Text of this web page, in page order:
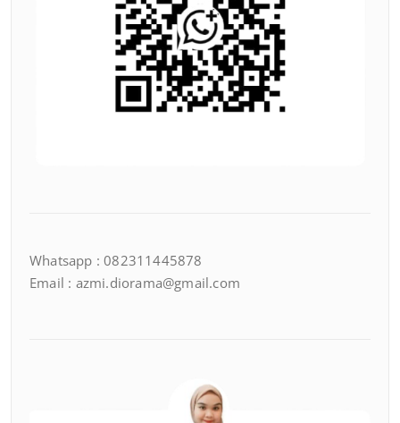
Whatsapp : 082311445878
Email : azmi.diorama@gmail.com